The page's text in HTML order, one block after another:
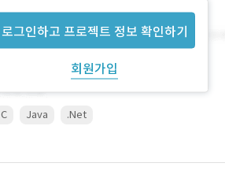
로그인하고 프로젝트 정보 확인하기
회원가입
C Java .Net